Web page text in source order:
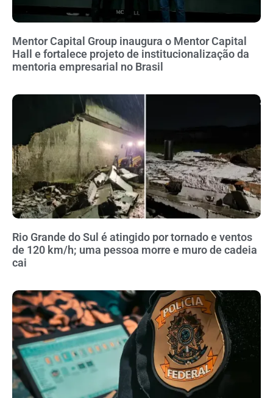
Mentor Capital Group inaugura o Mentor Capital
Hall e fortalece projeto de institucionalização da
mentoria empresarial no Brasil
Rio Grande do Sul é atingido por tornado e ventos
de 120 km/h; uma pessoa morre e muro de cadeia
cai